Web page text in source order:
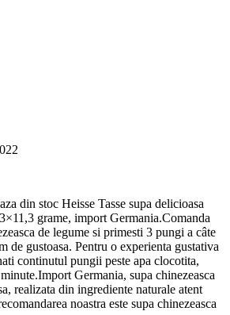
din stoc Heisse Tasse supa delicioasa
grame, import Germania.Comanda
de legume si primesti 3 pungi a câte
de gustoasa. Pentru o experienta gustativa
continutul pungii peste apa clocotita,
Germania, supa chinezeasca
realizata din ingrediente naturale atent
noastra este supa chinezeasca